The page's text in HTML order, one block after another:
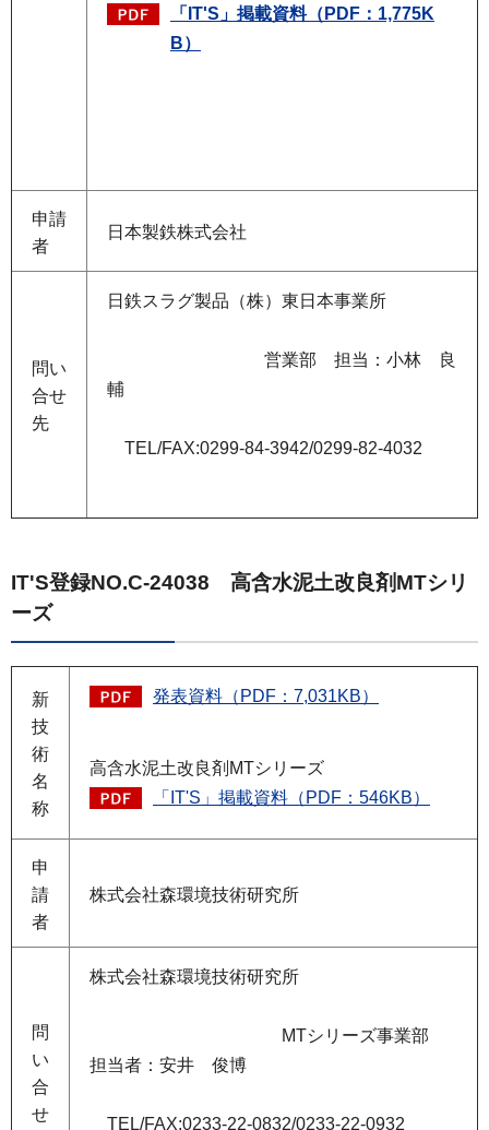
「IT'S」掲載資料（PDF：1,775K
B）
申請
者
日本製鉄株式会社
問い
合せ
先
日鉄スラグ製品（株）東日本事業所
営業部 担当：小林 良
輔
TEL/FAX:0299-84-3942/0299-82-4032
IT'S登録NO.C-24038 高含水泥土改良剤MTシリ
ーズ
新
技
術
名
称
発表資料（PDF：7,031KB）
高含水泥土改良剤MTシリーズ
「IT'S」掲載資料（PDF：546KB）
申
請
者
株式会社森環境技術研究所
問
い
合
せ
株式会社森環境技術研究所
MTシリーズ事業部
担当者：安井 俊博
TEL/FAX:0233-22-0832/0233-22-0932